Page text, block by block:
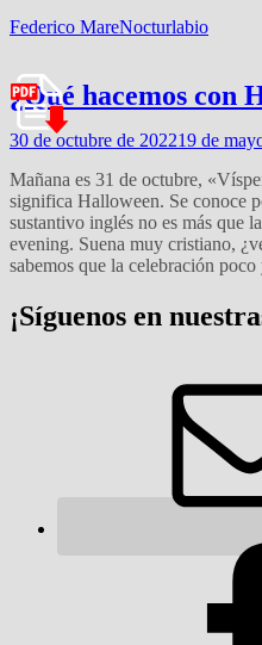
Federico MareNocturlabio
¿Qué hacemos con
30 de octubre de 202219 de
Mañana es 31 de octubre,
significa Halloween. Se conoce
sustantivo inglés no es más que
evening. Suena muy cristiano,
sabemos que la celebración
¡Síguenos en